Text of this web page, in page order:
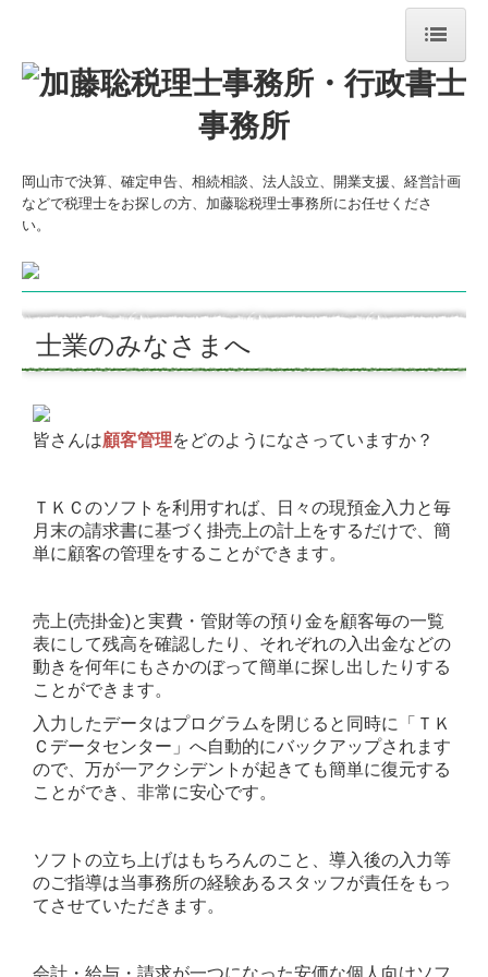
ホーム
今月のトピックス
事務所紹介
所長挨拶
職員紹介
法人のお客様
相続・贈与
創業支援
行政書士（建設業許可）
料金について
開業応援パックのご案内
税務相談
岡山市で決算、確定申告、相続相談、法人設立、開業支援、経営計画
などで税理士をお探しの方、加藤聡税理士事務所にお任せくださ
い。
士業のみなさまへ
皆さんは顧客管理をどのようになさっていますか？
ＴＫＣのソフトを利用すれば、日々の現預金入力と毎
月末の請求書に基づく掛売上の計上をするだけで、簡
単に顧客の管理をすることができます。
売上(売掛金)と実費・管財等の預り金を顧客毎の一覧
表にして残高を確認したり、それぞれの入出金などの
動きを何年にもさかのぼって簡単に探し出したりする
ことができます。
入力したデータはプログラムを閉じると同時に「ＴＫ
Ｃデータセンター」へ自動的にバックアップされます
ので、万が一アクシデントが起きても簡単に復元する
ことができ、非常に安心です。
ソフトの立ち上げはもちろんのこと、導入後の入力等
のご指導は当事務所の経験あるスタッフが責任をもっ
てさせていただきます。
会計・給与・請求が一つになった安価な個人向けソフ